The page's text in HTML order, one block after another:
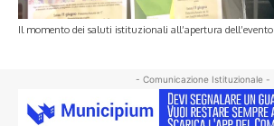
Il momento dei saluti istituzionali all’apertura dell’evento
- Comunicazione Istituzionale -